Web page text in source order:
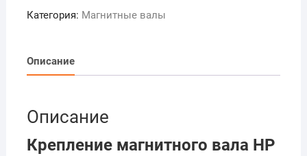
вала
Категория: Магнитные валы
Описание
Описание
Крепление магнитного вала НР